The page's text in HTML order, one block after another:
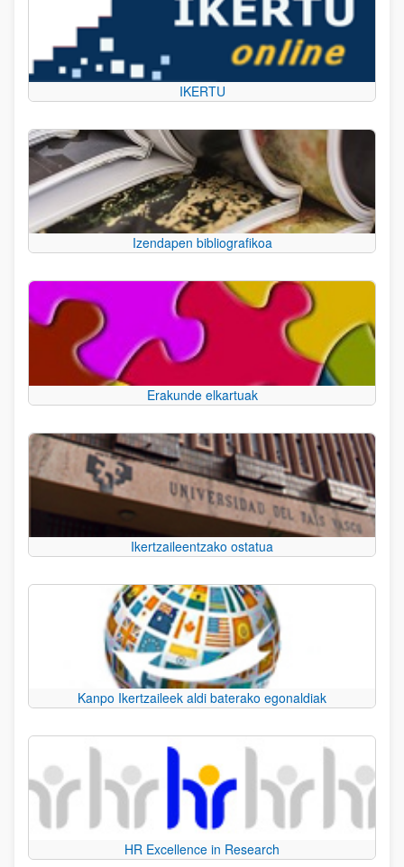
IKERTU
Izendapen bibliografikoa
Erakunde elkartuak
Ikertzaileentzako ostatua
Kanpo Ikertzaileek aldi baterako egonaldiak
HR Excellence in Research